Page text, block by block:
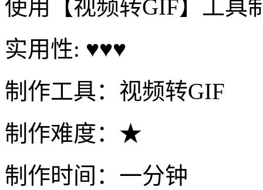
使用【视频转GIF】工具
实用性: ♥♥♥
制作工具：视频转GIF
制作难度：★
制作时间：一分钟